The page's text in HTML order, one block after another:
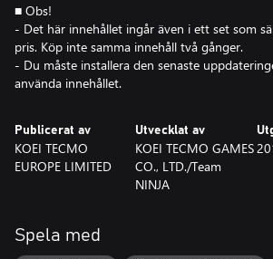
■ Obs!
- Det här innehållet ingår även i ett set som
pris. Köp inte samma innehåll två gånger.
- Du måste installera den senaste
använda innehållet.
Publicerat av
KOEI TECMO
EUROPE LIMITED
Utvecklat av
KOEI TECMO GAMES
CO., LTD./Team
NINJA
Spela med